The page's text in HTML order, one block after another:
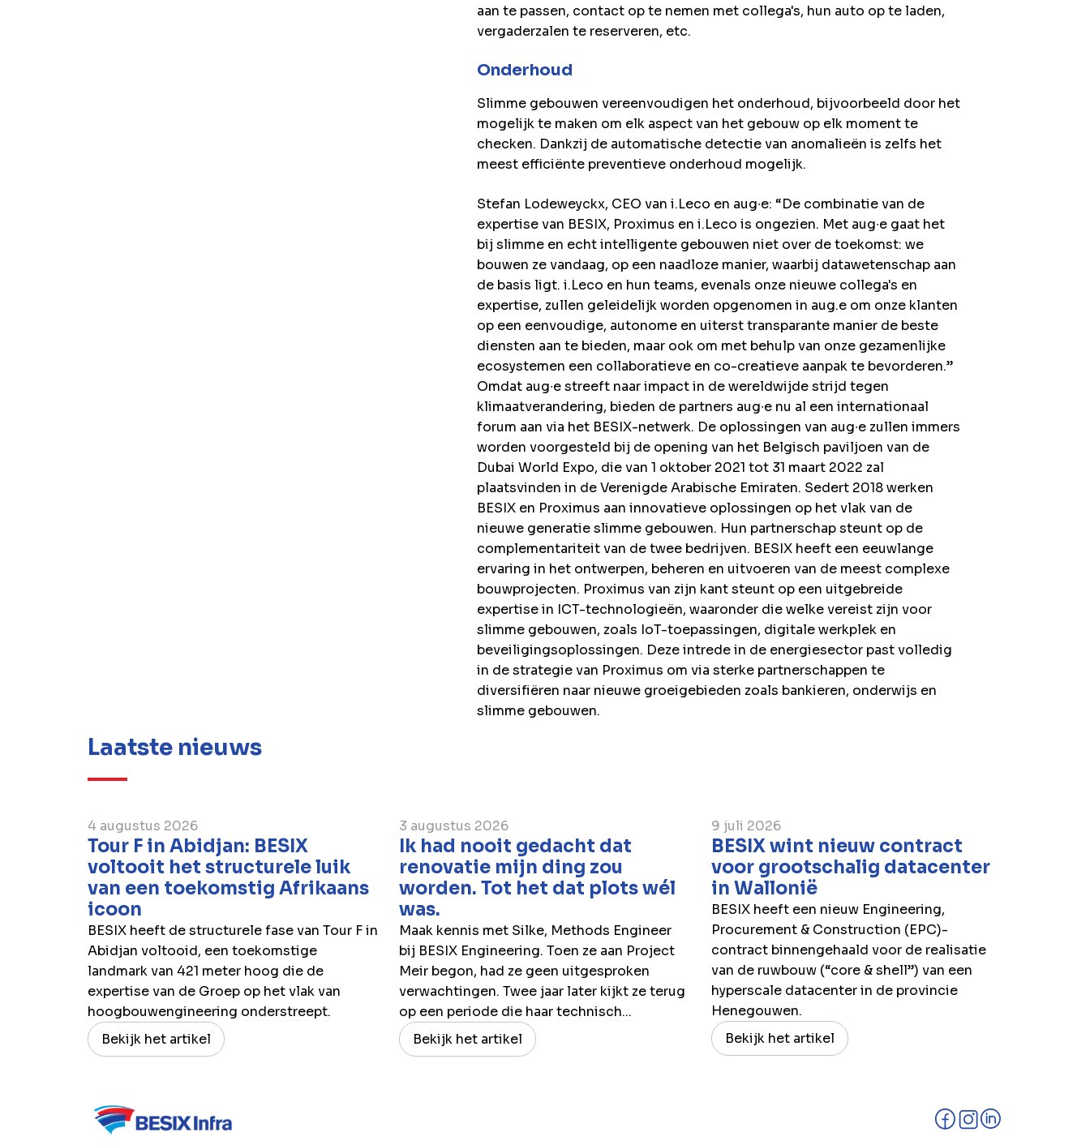
aan te passen, contact op te nemen met collega's, hun auto op te laden,
vergaderzalen te reserveren, etc.
Onderhoud
Slimme gebouwen vereenvoudigen het onderhoud, bijvoorbeeld door het
mogelijk te maken om elk aspect van het gebouw op elk moment te
checken. Dankzij de automatische detectie van anomalieën is zelfs het
meest efficiënte preventieve onderhoud mogelijk.
Stefan Lodeweyckx, CEO van i.Leco en aug∙e: “De combinatie van de
expertise van BESIX, Proximus en i.Leco is ongezien. Met aug∙e gaat het
bij slimme en echt intelligente gebouwen niet over de toekomst: we
bouwen ze vandaag, op een naadloze manier, waarbij datawetenschap aan
de basis ligt. i.Leco en hun teams, evenals onze nieuwe collega's en
expertise, zullen geleidelijk worden opgenomen in aug.e om onze klanten
op een eenvoudige, autonome en uiterst transparante manier de beste
diensten aan te bieden, maar ook om met behulp van onze gezamenlijke
ecosystemen een collaboratieve en co-creatieve aanpak te bevorderen.”
Omdat aug∙e streeft naar impact in de wereldwijde strijd tegen
klimaatverandering, bieden de partners aug∙e nu al een internationaal
forum aan via het BESIX-netwerk. De oplossingen van aug∙e zullen immers
worden voorgesteld bij de opening van het Belgisch paviljoen van de
Dubai World Expo, die van 1 oktober 2021 tot 31 maart 2022 zal
plaatsvinden in de Verenigde Arabische Emiraten. Sedert 2018 werken
BESIX en Proximus aan innovatieve oplossingen op het vlak van de
nieuwe generatie slimme gebouwen. Hun partnerschap steunt op de
complementariteit van de twee bedrijven. BESIX heeft een eeuwlange
ervaring in het ontwerpen, beheren en uitvoeren van de meest complexe
bouwprojecten. Proximus van zijn kant steunt op een uitgebreide
expertise in ICT-technologieën, waaronder die welke vereist zijn voor
slimme gebouwen, zoals IoT-toepassingen, digitale werkplek en
beveiligingsoplossingen. Deze intrede in de energiesector past volledig
in de strategie van Proximus om via sterke partnerschappen te
diversifiëren naar nieuwe groeigebieden zoals bankieren, onderwijs en
slimme gebouwen.
Laatste nieuws
4 augustus 2026
Tour F in Abidjan: BESIX
voltooit het structurele luik
van een toekomstig Afrikaans
icoon
BESIX heeft de structurele fase van Tour F in
Abidjan voltooid, een toekomstige
landmark van 421 meter hoog die de
expertise van de Groep op het vlak van
hoogbouwengineering onderstreept.
Bekijk het artikel
3 augustus 2026
Ik had nooit gedacht dat
renovatie mijn ding zou
worden. Tot het dat plots wél
was.
Maak kennis met Silke, Methods Engineer
bij BESIX Engineering. Toen ze aan Project
Meir begon, had ze geen uitgesproken
verwachtingen. Twee jaar later kijkt ze terug
op een periode die haar technisch...
Bekijk het artikel
9 juli 2026
BESIX wint nieuw contract
voor grootschalig datacenter
in Wallonië
BESIX heeft een nieuw Engineering,
Procurement & Construction (EPC)-
contract binnengehaald voor de realisatie
van de ruwbouw (“core & shell”) van een
hyperscale datacenter in de provincie
Henegouwen.
Bekijk het artikel